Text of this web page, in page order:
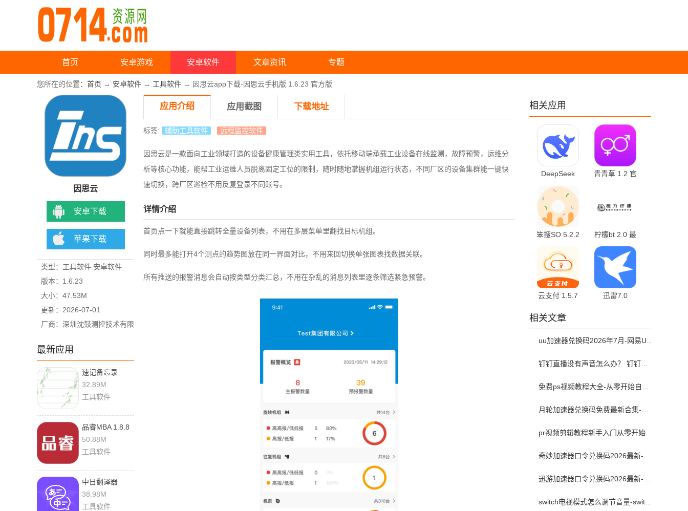
首页 安卓游戏 安卓软件 文章资讯 专题
您所在的位置： 首页 → 安卓软件 → 工具软件 → 因思云app下载-因思云手机版 1.6.23 官方版
因思云
安卓下载
苹果下载
类型：工具软件 安卓软件
版本：1.6.23
大小：47.53M
更新：2026-07-01
厂商：深圳沈鼓测控技术有限
最新应用
速记备忘录
3.1.2 手机版
32.89M
工具软件
品睿MBA 1.8.8
最新版
50.88M
工具软件
中日翻译器
3.1.2 手机版
38.98M
工具软件
应用介绍 应用截图 下载地址
标签: 辅助工具软件 远程监控软件
因思云是一款面向工业领域打造的设备健康管理类实用工具，依托移动端承载工业设备在线监测，故障预警，运维分
析等核心功能，能帮工业运维人员脱离固定工位的限制，随时随地掌握机组运行状态， 不同厂区的设备集群能一键快
速切换，跨厂区巡检不用反复登录不同账号。
详情介绍
首页点一下就能直接跳转全量设备列表，不用在多层菜单里翻找目标机组。
同时最多能打开4个测点的趋势图放在同一界面对比，不用来回切换单张图表找数据关联。
所有推送的报警消息会自动按类型分类汇总，不用在杂乱的消息列表里逐条筛选紧急预警。
相关应用
DeepSeek
青青草 1.2 官
笨搜SO 5.2.2
柠檬bt 2.0 最
新版
云支付 1.5.7
迅雷7.0
相关文章